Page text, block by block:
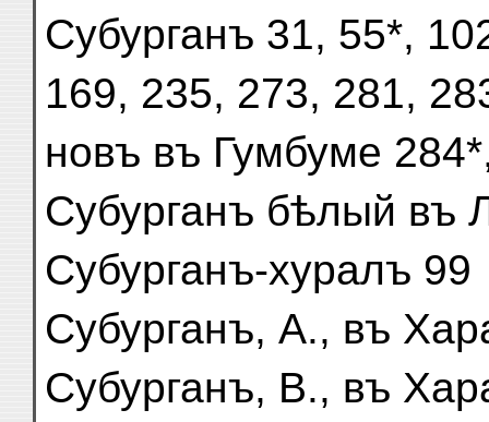
Субурганъ 31, 55*,
169, 235, 273, 281,
новъ въ Гумбуме
Субурганъ бѣлый въ
Субурганъ-хуралъ 99
Субурганъ, А., въ
Субурганъ, В., въ